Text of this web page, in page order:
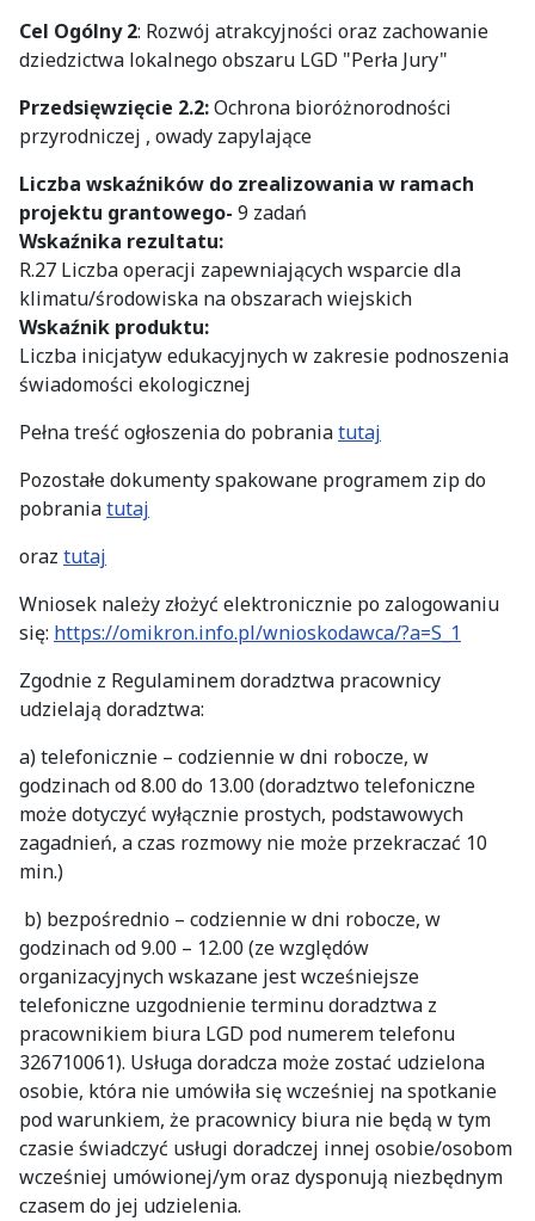
Cel Ogólny 2: Rozwój atrakcyjności oraz zachowanie
dziedzictwa lokalnego obszaru LGD "Perła Jury"
Przedsięwzięcie 2.2:Ochrona bioróżnorodności
przyrodniczej , owady zapylające
Liczba wskaźników do zrealizowania w ramach
projektu grantowego- 9 zadań
Wskaźnika rezultatu:
R.27 Liczba operacji zapewniających wsparcie dla
klimatu/środowiska na obszarach wiejskich
Wskaźnik produktu:
Liczba inicjatyw edukacyjnych w zakresie podnoszenia
świadomości ekologicznej
Pełna treść ogłoszenia do pobraniatutaj
Pozostałe dokumenty spakowane programem zip do
pobraniatutaj
oraz tutaj
Wniosek należy złożyć elektronicznie po zalogowaniu
się: https://omikron.info.pl/wnioskodawca/?a=S_1
Zgodnie z Regulaminem doradztwa pracownicy
udzielają doradztwa:
a) telefonicznie – codziennie w dni robocze, w
godzinach od 8.00 do 13.00 (doradztwo telefoniczne
może dotyczyć wyłącznie prostych, podstawowych
zagadnień, a czas rozmowy nie może przekraczać 10
min.)
b) bezpośrednio – codziennie w dni robocze, w
godzinach od 9.00 – 12.00 (ze względów
organizacyjnych wskazane jest wcześniejsze
telefoniczne uzgodnienie terminu doradztwa z
pracownikiem biura LGD pod numerem telefonu
326710061). Usługa doradcza może zostać udzielona
osobie, która nie umówiła się wcześniej na spotkanie
pod warunkiem, że pracownicy biura nie będą w tym
czasie świadczyć usługi doradczej innej osobie/osobom
wcześniej umówionej/ym oraz dysponują niezbędnym
czasem do jej udzielenia.